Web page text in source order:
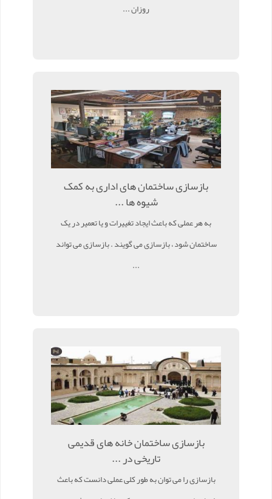
روزان ...
بازسازی ساختمان های اداری به کمک
شیوه ها ...
به هر عملی که باعث ایجاد تغییرات و یا تعمیر در یک
ساختمان شود ، بازسازی می گویند . بازسازی می تواند
...
بازسازی ساختمان خانه های قدیمی
تاریخی در ...
بازسازی را می توان به طور کلی عملی دانست که باعث